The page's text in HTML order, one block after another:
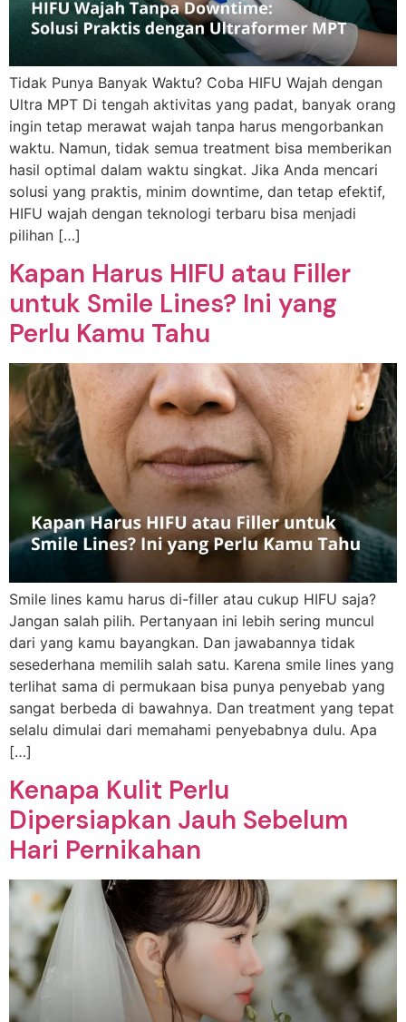
Tidak Punya Banyak Waktu? Coba HIFU Wajah dengan
Ultra MPT Di tengah aktivitas yang padat, banyak orang
ingin tetap merawat wajah tanpa harus mengorbankan
waktu. Namun, tidak semua treatment bisa memberikan
hasil optimal dalam waktu singkat. Jika Anda mencari
solusi yang praktis, minim downtime, dan tetap efektif,
HIFU wajah dengan teknologi terbaru bisa menjadi
pilihan […]
Kapan Harus HIFU atau Filler
untuk Smile Lines? Ini yang
Perlu Kamu Tahu
Smile lines kamu harus di-filler atau cukup HIFU saja?
Jangan salah pilih. Pertanyaan ini lebih sering muncul
dari yang kamu bayangkan. Dan jawabannya tidak
sesederhana memilih salah satu. Karena smile lines yang
terlihat sama di permukaan bisa punya penyebab yang
sangat berbeda di bawahnya. Dan treatment yang tepat
selalu dimulai dari memahami penyebabnya dulu. Apa
[…]
Kenapa Kulit Perlu
Dipersiapkan Jauh Sebelum
Hari Pernikahan